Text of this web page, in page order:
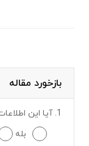
بازخورد مقاله
1. آیا این اطلاعات مفید بودند؟
بله